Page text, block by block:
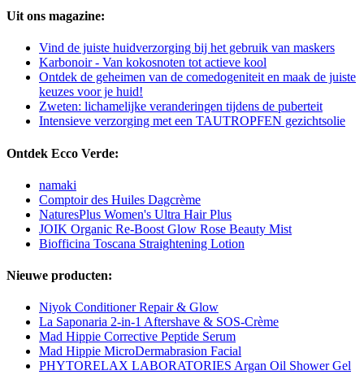
Uit ons magazine:
Vind de juiste huidverzorging bij het gebruik van maskers
Karbonoir - Van kokosnoten tot actieve kool
Ontdek de geheimen van de comedogeniteit en maak de juiste
keuzes voor je huid!
Zweten: lichamelijke veranderingen tijdens de puberteit
Intensieve verzorging met een TAUTROPFEN gezichtsolie
Ontdek Ecco Verde:
namaki
Comptoir des Huiles Dagcrème
NaturesPlus Women's Ultra Hair Plus
JOIK Organic Re-Boost Glow Rose Beauty Mist
Biofficina Toscana Straightening Lotion
Nieuwe producten:
Niyok Conditioner Repair & Glow
La Saponaria 2-in-1 Aftershave & SOS-Crème
Mad Hippie Corrective Peptide Serum
Mad Hippie MicroDermabrasion Facial
PHYTORELAX LABORATORIES Argan Oil Shower Gel